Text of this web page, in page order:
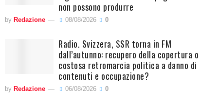
non possono produrre
by Redazione 08/08/2026 0
Radio. Svizzera, SSR torna in FM
dall’autunno: recupero della copertura o
costosa retromarcia politica a danno di
contenuti e occupazione?
by Redazione 06/08/2026 0